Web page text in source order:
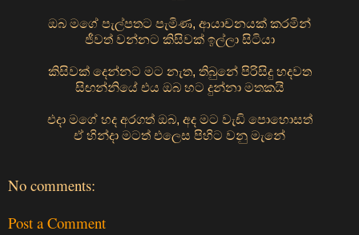
ඔබ මගේ පැල්පතට පැමිණ, ආයාචනයක් කරමින්
ජීවත් වන්නට කිසිවක් ඉල්ලා සිටියා
කිසිවක් දෙන්නට මට නැත, තිබුනේ පිරිසිදු හදවත
සිඟන්නියේ එය ඔබ හට දුන්නා මතකයි
එදා මගේ හද අරගත් ඔබ, අද මට වැඩි පොහොසත්
ඒ හින්දා මටත් එලෙස පිහිට වනු මැනේ
No comments:
Post a Comment